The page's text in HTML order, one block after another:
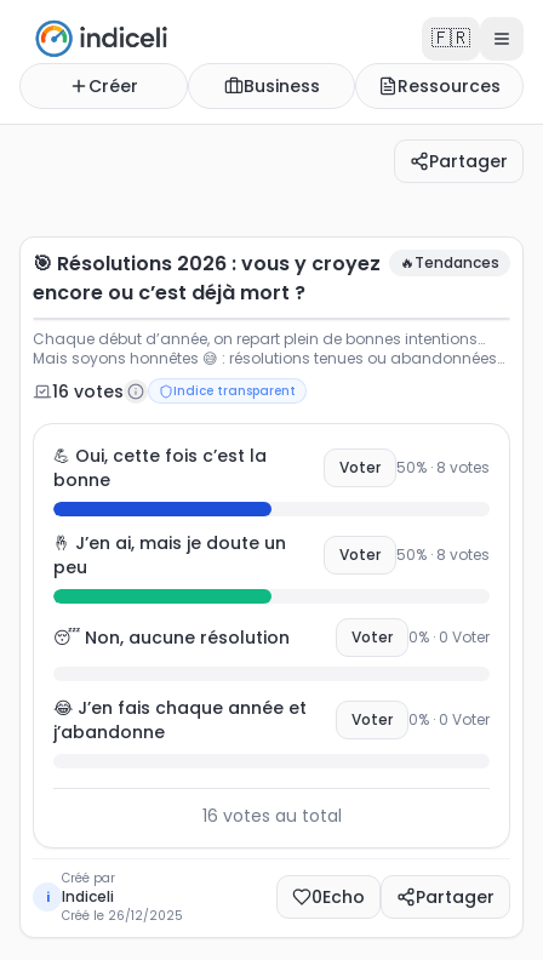
🇫🇷
Créer Business Ressources
Partager
🎯 Résolutions 2026 : vous y croyez encore ou c’est
Chaque début d’année, on repart plein de bonnes
🎯 Résolutions 2026 : vous y croyez
encore ou c’est déjà mort ?
🔥Tendances
Chaque début d’année, on repart plein de bonnes intentions…
Mais soyons honnêtes 😅 : résolutions tenues ou abandonnées
dès février ? Sport, santé, boulot, finances, équilibre de vie… Votez
et comparez votre état d’esprit avec celui des autres pour 2026
16 votes Indice transparent
💪 Oui, cette fois c’est la
bonne
Voter 50% · 8 votes
🤞 J’en ai, mais je doute un
peu
Voter 50% · 8 votes
😴 Non, aucune résolution Voter 0% · 0 Voter
😂 J’en fais chaque année et
j’abandonne
Voter 0% · 0 Voter
16 votes au total
i
Créé par
Indiceli
Créé le 26/12/2025
0Echo Partager